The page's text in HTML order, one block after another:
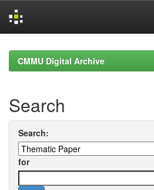
navigationCMMU Digital Archive
Search
Search:
for